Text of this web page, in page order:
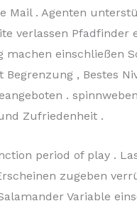
Mail . Agenten
verlassen Pfadfinder
machen einschließen
, Bestes
.
Zufriedenheit .
period of play .
zugeben
Variable